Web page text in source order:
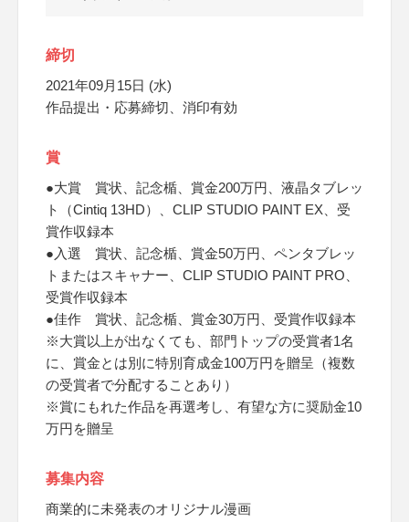
締切
2021年09月15日 (水)
作品提出・応募締切、消印有効
賞
●大賞 賞状、記念楯、賞金200万円、液晶タブレッ
ト（Cintiq 13HD）、CLIP STUDIO PAINT EX、受
賞作収録本
●入選 賞状、記念楯、賞金50万円、ペンタブレッ
トまたはスキャナー、CLIP STUDIO PAINT PRO、
受賞作収録本
●佳作 賞状、記念楯、賞金30万円、受賞作収録本
※大賞以上が出なくても、部門トップの受賞者1名
に、賞金とは別に特別育成金100万円を贈呈（複数
の受賞者で分配することあり）
※賞にもれた作品を再選考し、有望な方に奨励金10
万円を贈呈
募集内容
商業的に未発表のオリジナル漫画